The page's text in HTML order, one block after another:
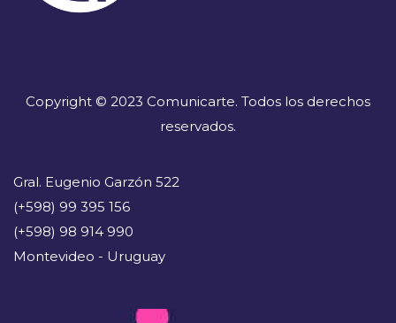
Copyright © 2023 Comunicarte. Todos los derechos
reservados.
Gral. Eugenio Garzón 522
(+598) 99 395 156
(+598) 98 914 990
Montevideo - Uruguay